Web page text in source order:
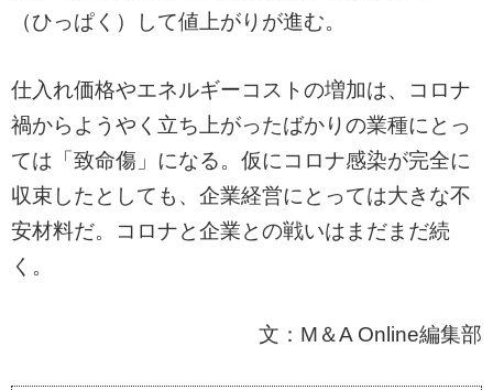
（ひっぱく）して値上がりが進む。
仕入れ価格やエネルギーコストの増加は、コロナ
禍からようやく立ち上がったばかりの業種にとっ
ては「致命傷」になる。仮にコロナ感染が完全に
収束したとしても、企業経営にとっては大きな不
安材料だ。コロナと企業との戦いはまだまだ続
く。
文：M＆A Online編集部